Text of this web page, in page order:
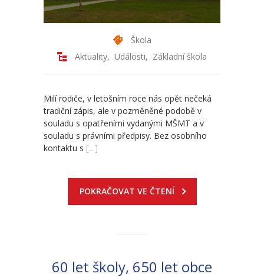
-- Odhlášení stravy
-- Seznam alergenů
-- Úřední deska a dokumenty
-- Klub rodičů
-- Školní poradenské pracoviště ZŠ a MŠ
-- GDPR
Škola
Aktuality, Události, Základní škola
Milí rodiče, v letošním roce nás opět nečeká
tradiční zápis, ale v pozměněné podobě v
souladu s opatřeními vydanými MŠMT a v
souladu s právními předpisy. Bez osobního
kontaktu s […]
POKRAČOVAT VE ČTENÍ
60 let školy, 650 let obce